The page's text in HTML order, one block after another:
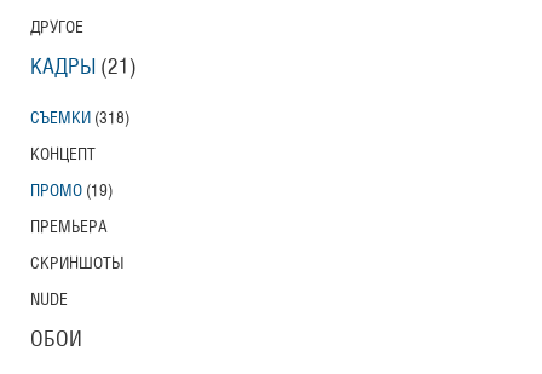
ДРУГОЕ
КАДРЫ (21)
СЪЕМКИ (318)
КОНЦЕПТ
ПРОМО (19)
ПРЕМЬЕРА
СКРИНШОТЫ
NUDE
ОБОИ